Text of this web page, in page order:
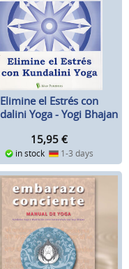
Elimine el Estrés con
Yoga - Yogi Bhajan
15,95 €
in stock 1-3 days